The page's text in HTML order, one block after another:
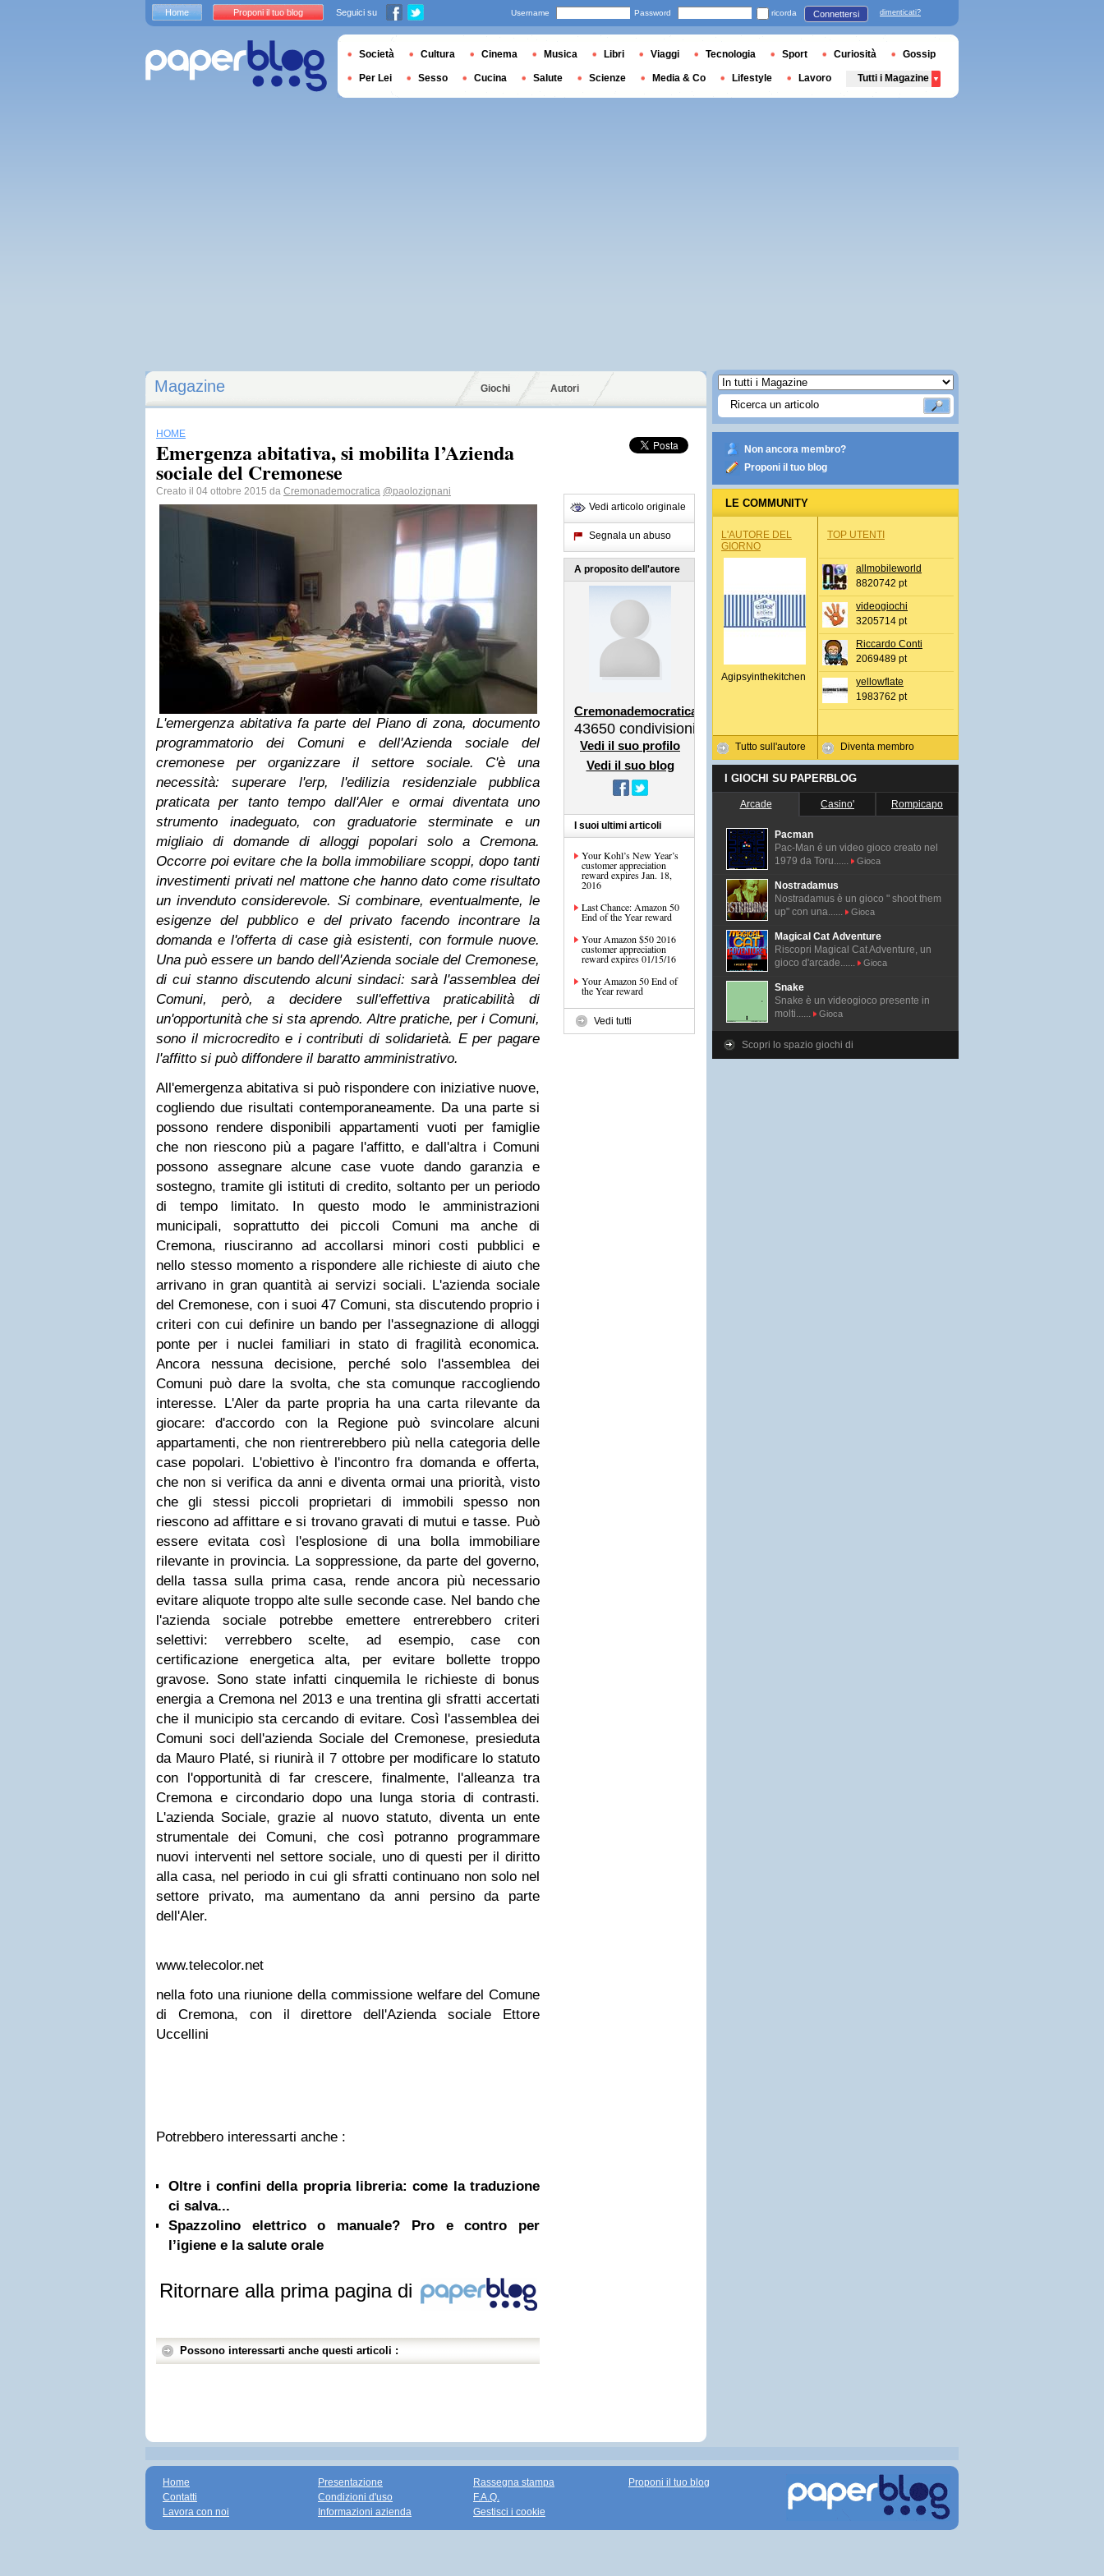
Magazine Giochi Autori
HOME
Emergenza abitativa, si mobilita l’Azienda
sociale del Cremonese
Creato il 04 ottobre 2015 da Cremonademocratica @paolozignani
L'emergenza abitativa fa parte del Piano di zona, documento
programmatorio dei Comuni e dell'Azienda sociale del
cremonese per organizzare il settore sociale. C'è una
necessità: superare l'erp, l'edilizia residenziale pubblica
praticata per tanto tempo dall'Aler e ormai diventata uno
strumento inadeguato, con graduatorie sterminate e un
migliaio di domande di alloggi popolari solo a Cremona.
Occorre poi evitare che la bolla immobiliare scoppi, dopo tanti
investimenti privati nel mattone che hanno dato come risultato
un invenduto considerevole. Si combinare, eventualmente, le
esigenze del pubblico e del privato facendo incontrare la
domanda e l'offerta di case già esistenti, con formule nuove.
Una può essere un bando dell'Azienda sociale del Cremonese,
di cui stanno discutendo alcuni sindaci: sarà l'assemblea dei
Comuni, però, a decidere sull'effettiva praticabilità di
un'opportunità che si sta aprendo. Altre pratiche, per i Comuni,
sono il microcredito e i contributi di solidarietà. E per pagare
l'affitto si può diffondere il baratto amministrativo.
All'emergenza abitativa si può rispondere con iniziative nuove,
cogliendo due risultati contemporaneamente. Da una parte si
possono rendere disponibili appartamenti vuoti per famiglie
che non riescono più a pagare l'affitto, e dall'altra i Comuni
possono assegnare alcune case vuote dando garanzia e
sostegno, tramite gli istituti di credito, soltanto per un periodo
di tempo limitato. In questo modo le amministrazioni
municipali, soprattutto dei piccoli Comuni ma anche di
Cremona, riusciranno ad accollarsi minori costi pubblici e
nello stesso momento a rispondere alle richieste di aiuto che
arrivano in gran quantità ai servizi sociali. L'azienda sociale
del Cremonese, con i suoi 47 Comuni, sta discutendo proprio i
criteri con cui definire un bando per l'assegnazione di alloggi
ponte per i nuclei familiari in stato di fragilità economica.
Ancora nessuna decisione, perché solo l'assemblea dei
Comuni può dare la svolta, che sta comunque raccogliendo
interesse. L'Aler da parte propria ha una carta rilevante da
giocare: d'accordo con la Regione può svincolare alcuni
appartamenti, che non rientrerebbero più nella categoria delle
case popolari. L'obiettivo è l'incontro fra domanda e offerta,
che non si verifica da anni e diventa ormai una priorità, visto
che gli stessi piccoli proprietari di immobili spesso non
riescono ad affittare e si trovano gravati di mutui e tasse. Può
essere evitata così l'esplosione di una bolla immobiliare
rilevante in provincia. La soppressione, da parte del governo,
della tassa sulla prima casa, rende ancora più necessario
evitare aliquote troppo alte sulle seconde case. Nel bando che
l'azienda sociale potrebbe emettere entrerebbero criteri
selettivi: verrebbero scelte, ad esempio, case con
certificazione energetica alta, per evitare bollette troppo
gravose. Sono state infatti cinquemila le richieste di bonus
energia a Cremona nel 2013 e una trentina gli sfratti accertati
che il municipio sta cercando di evitare. Così l'assemblea dei
Comuni soci dell'azienda Sociale del Cremonese, presieduta
da Mauro Platé, si riunirà il 7 ottobre per modificare lo statuto
con l'opportunità di far crescere, finalmente, l'alleanza tra
Cremona e circondario dopo una lunga storia di contrasti.
L'azienda Sociale, grazie al nuovo statuto, diventa un ente
strumentale dei Comuni, che così potranno programmare
nuovi interventi nel settore sociale, uno di questi per il diritto
alla casa, nel periodo in cui gli sfratti continuano non solo nel
settore privato, ma aumentano da anni persino da parte
dell'Aler.
www.telecolor.net
nella foto una riunione della commissione welfare del Comune
di Cremona, con il direttore dell'Azienda sociale Ettore
Uccellini
Potrebbero interessarti anche :
Oltre i confini della propria libreria: come la traduzione
ci salva...
Spazzolino elettrico o manuale? Pro e contro per
l’igiene e la salute orale
Ritornare alla prima pagina di
Possono interessarti anche questi articoli :
Vedi articolo originale
Segnala un abuso
A proposito dell'autore
Cremonademocratica
43650 condivisioni
Vedi il suo profilo
Vedi il suo blog
I suoi ultimi articoli
Your Kohl’s New Year’s
customer appreciation
reward expires Jan. 18,
2016
Last Chance: Amazon 50
End of the Year reward
Your Amazon $50 2016
customer appreciation
reward expires 01/15/16
Your Amazon 50 End of
the Year reward
Vedi tutti
Non ancora membro?
Proponi il tuo blog
LE COMMUNITY
L'AUTORE DEL
GIORNO
Agipsyinthekitchen
Tutto sull'autore
TOP UTENTI
allmobileworld
8820742 pt
videogiochi
3205714 pt
Riccardo Conti
2069489 pt
yellowflate
1983762 pt
Diventa membro
I GIOCHI SU PAPERBLOG
Arcade Casino' Rompicapo
Pacman
Pac-Man é un video gioco creato nel
1979 da Toru......
Gioca
Nostradamus
Nostradamus è un gioco " shoot them
up" con una......
Gioca
Magical Cat Adventure
Riscopri Magical Cat Adventure, un
gioco d'arcade......
Gioca
Snake
Snake è un videogioco presente in
molti......
Gioca
Scopri lo spazio giochi di
Home Proponi il tuo blog Seguici su Username Password ricorda Connettersi dimenticati?
Società Cultura Cinema Musica Libri Viaggi Tecnologia Sport Curiosità Gossip
Per Lei Sesso Cucina Salute Scienze Media & Co Lifestyle Lavoro Tutti i Magazine
Home
Contatti
Lavora con noi
Presentazione
Condizioni d'uso
Informazioni azienda
Rassegna stampa
F.A.Q.
Gestisci i cookie
Proponi il tuo blog